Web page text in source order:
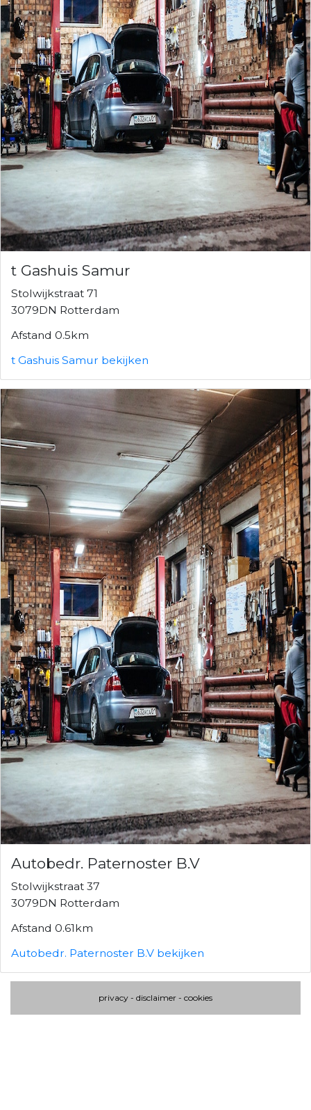
t Gashuis Samur
Stolwijkstraat 71
3079DN Rotterdam
Afstand 0.5km
t Gashuis Samur bekijken
Autobedr. Paternoster B.V
Stolwijkstraat 37
3079DN Rotterdam
Afstand 0.61km
Autobedr. Paternoster B.V bekijken
privacy - disclaimer - cookies